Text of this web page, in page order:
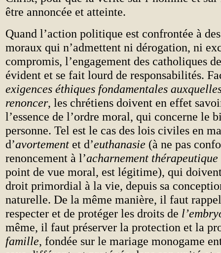
être annoncée et atteinte.
Quand l’action politique est confrontée à
moraux qui n’admettent ni dérogation, ni
compromis, l’engagement des catholiques
évident et se fait lourd de responsabilités.
exigences éthiques fondamentales
renoncer, les chrétiens doivent en effet
l’essence de l’ordre moral, qui concerne le
personne. Tel est le cas des lois civiles en
d’avortement et d’euthanasie (à ne pas
renoncement à l’acharnement thérapeutique
point de vue moral, est légitime), qui
droit primordial à la vie, depuis sa
naturelle. De la même manière, il faut
respecter et de protéger les droits de
même, il faut préserver la protection et la
famille, fondée sur le mariage monogame